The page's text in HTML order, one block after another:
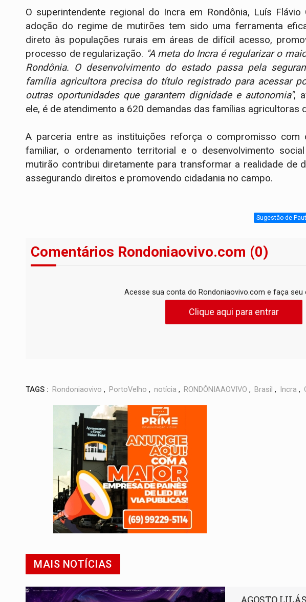
O superintendente regional do Incra em Rondônia, Luís Flávio
adoção do regime de mutirões tem sido uma ferramenta
direto às populações rurais em áreas de difícil acesso,
processo de regularização. "A meta do Incra é regularizar o
Rondônia. O desenvolvimento do estado passa pela
família agricultora precisa do título registrado para acessar
outras oportunidades que garantem dignidade e autonomia",
ele, é de atendimento a 620 demandas das famílias agricultoras
A parceria entre as instituições reforça o compromisso com
familiar, o ordenamento territorial e o desenvolvimento
mutirão contribui diretamente para transformar a realidade de
assegurando direitos e promovendo cidadania no campo.
Sugestão de
Comentários Rondoniaovivo.com (0)
Acesse sua conta do Rondoniaovivo.com e faça seu
Clique aqui para entrar
TAGS : Rondoniaovivo , PortoVelho , notícia , RONDÔNIAAOVIVO , Brasil , Incra ,
MAIS NOTÍCIAS
AGOSTO